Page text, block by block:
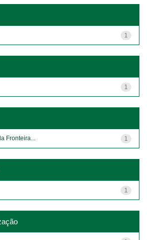
1
1
1
Fronteira...
1